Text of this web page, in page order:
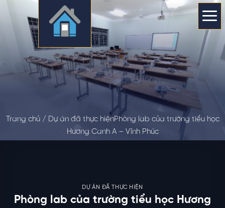
Trang chủ / Dự án đã thực hiệnPhòng lab của trường tiểu học
Hương Canh A – Vĩnh Phúc
DỰ ÁN ĐÃ THỰC HIỆN
Phòng lab của trường tiểu học Hương